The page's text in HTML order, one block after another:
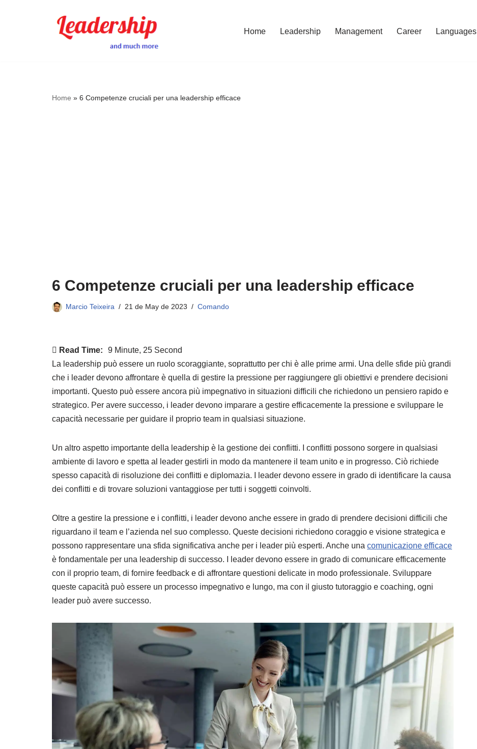
Home Leadership Management Career Languages
Home » 6 Competenze cruciali per una leadership efficace
6 Competenze cruciali per una leadership efficace
Marcio Teixeira 21 de May de 2023 Comando
Read Time:
9 Minute, 25 Second
La leadership può essere un ruolo scoraggiante, soprattutto per chi è alle prime armi. Una delle sfide più grandi
che i leader devono affrontare è quella di gestire la pressione per raggiungere gli obiettivi e prendere decisioni
importanti. Questo può essere ancora più impegnativo in situazioni difficili che richiedono un pensiero rapido e
strategico. Per avere successo, i leader devono imparare a gestire efficacemente la pressione e sviluppare le
capacità necessarie per guidare il proprio team in qualsiasi situazione.
Un altro aspetto importante della leadership è la gestione dei conflitti. I conflitti possono sorgere in qualsiasi
ambiente di lavoro e spetta al leader gestirli in modo da mantenere il team unito e in progresso. Ciò richiede
spesso capacità di risoluzione dei conflitti e diplomazia. I leader devono essere in grado di identificare la causa
dei conflitti e di trovare soluzioni vantaggiose per tutti i soggetti coinvolti.
Oltre a gestire la pressione e i conflitti, i leader devono anche essere in grado di prendere decisioni difficili che
riguardano il team e l’azienda nel suo complesso. Queste decisioni richiedono coraggio e visione strategica e
possono rappresentare una sfida significativa anche per i leader più esperti. Anche una comunicazione efficace
è fondamentale per una leadership di successo. I leader devono essere in grado di comunicare efficacemente
con il proprio team, di fornire feedback e di affrontare questioni delicate in modo professionale. Sviluppare
queste capacità può essere un processo impegnativo e lungo, ma con il giusto tutoraggio e coaching, ogni
leader può avere successo.